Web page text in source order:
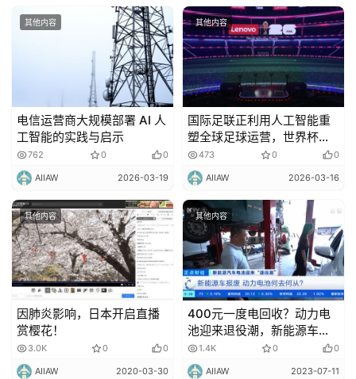
其他内容
电信运营商大规模部署 AI 人
工智能的实践与启示
762 0 0
AIIAW 2026-03-19
其他内容
国际足联正利用人工智能重
塑全球足球运营，世界杯只
是第一场测试
473 0 0
AIIAW 2026-03-16
其他内容
因肺炎影响，日本开启直播
赏樱花！
3.0K 0 0
AIIAW 2020-03-30
其他内容
400元一度电回收？动力电
池迎来退役潮，新能源车
主：到了补油钱的时候了
1.4K 0 0
AIIAW 2023-07-11